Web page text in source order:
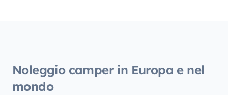
Noleggio camper in Europa e nel
mondo